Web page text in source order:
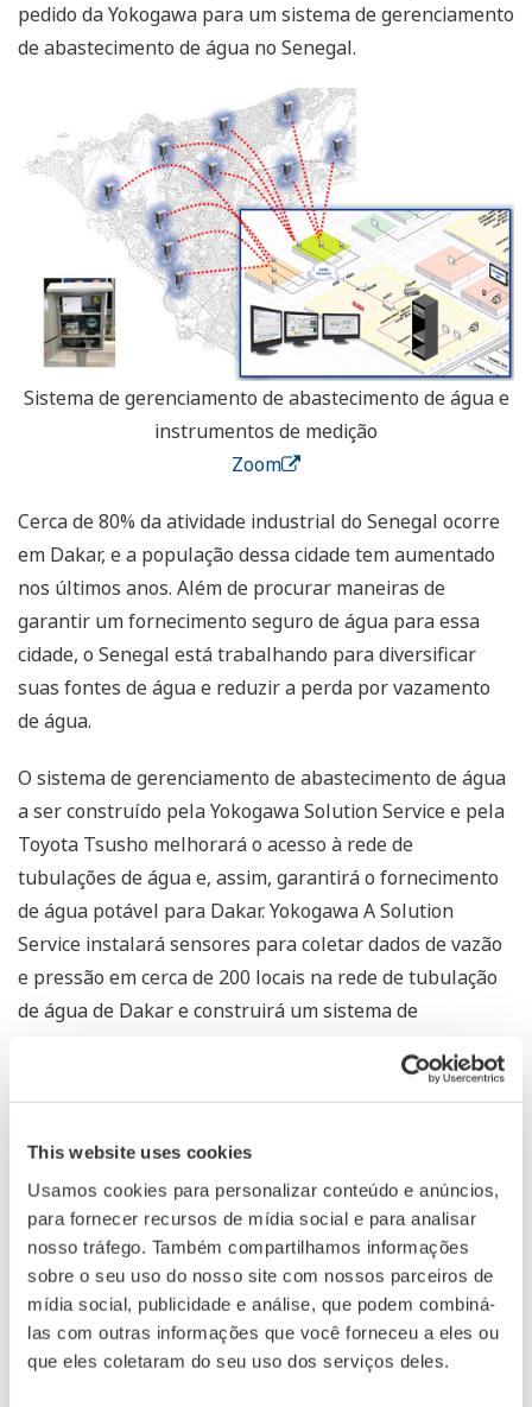
This website uses cookies
Usamos cookies para personalizar conteúdo e anúncios,
para fornecer recursos de mídia social e para analisar
nosso tráfego. Também compartilhamos informações
sobre o seu uso do nosso site com nossos parceiros de
mídia social, publicidade e análise, que podem combiná-
las com outras informações que você forneceu a eles ou
que eles coletaram do seu uso dos serviços deles.
pedido da Yokogawa para um sistema de gerenciamento
de abastecimento de água no Senegal.
Sistema de gerenciamento de abastecimento de água e
instrumentos de medição
Zoom
Cerca de 80% da atividade industrial do Senegal ocorre
em Dakar, e a população dessa cidade tem aumentado
nos últimos anos. Além de procurar maneiras de
garantir um fornecimento seguro de água para essa
cidade, o Senegal está trabalhando para diversificar
suas fontes de água e reduzir a perda por vazamento
de água.
O sistema de gerenciamento de abastecimento de água
a ser construído pela Yokogawa Solution Service e pela
Toyota Tsusho melhorará o acesso à rede de
tubulações de água e, assim, garantirá o fornecimento
de água potável para Dakar. Yokogawa A Solution
Service instalará sensores para coletar dados de vazão
e pressão em cerca de 200 locais na rede de tubulação
de água de Dakar e construirá um sistema de
localizar vazamentos de água e outros problemas
semelhantes. Isso contribuirá para a realização das
metas do projeto, que exigem uma redução de pelo
menos dois milhões de toneladas nas perdas anuais de
água causadas por vazamentos na rede de tubulação de
água e um aumento na taxa de abastecimento de água
24 horas, dos atuais 70% para 100%.
Para melhorar o fornecimento de água potável em
países emergentes e em desenvolvimento, a Yokogawa